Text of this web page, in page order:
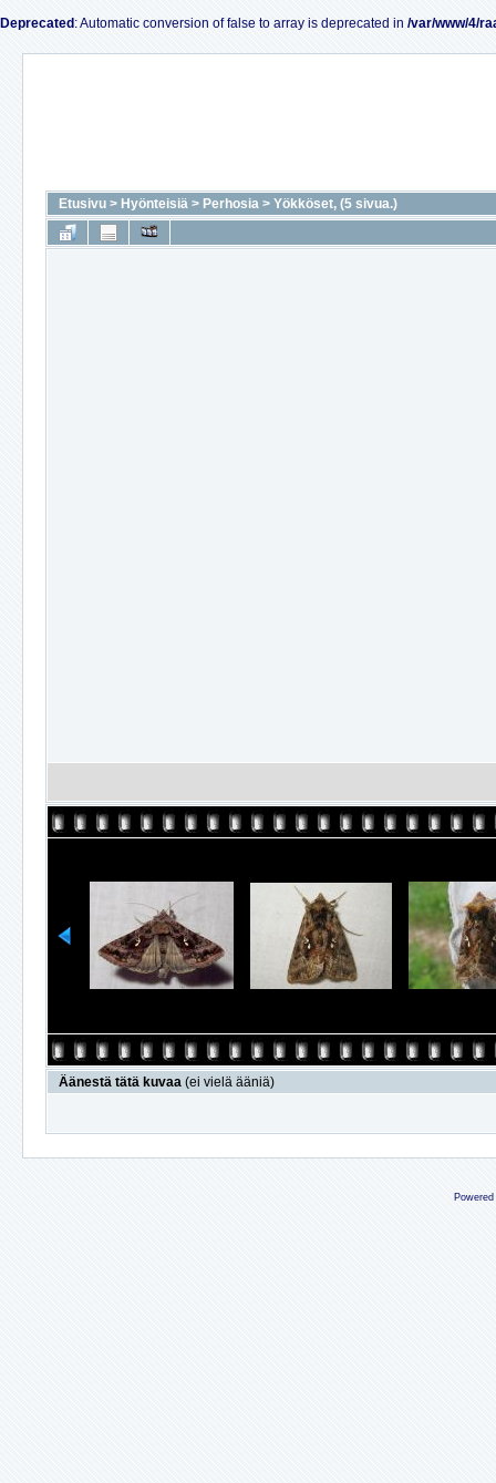
Deprecated : Automatic conversion of false to array is deprecated in /var/www/4/
Etusivu > Hyönteisiä > Perhosia > Yökköset, (5 sivua.)
Äänestä tätä kuvaa (ei vielä ääniä)